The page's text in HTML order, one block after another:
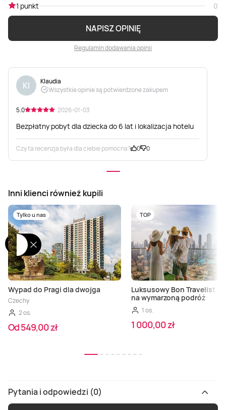
NAPISZ OPINIĘ
Regulamin dodawania opinii
1 punkt
0
Kl
Klaudia
Wszystkie opinie są potwierdzone zakupem
5.0 · 2026-01-03
Bezpłatny pobyt dla dziecka do 6 lat i lokalizacja hotelu
Czy ta recenzja była dla ciebie pomocna? 0 0
Inni klienci również kupili
Tylko u nas
Wypad do Pragi dla dwojga
Czechy
2 os.
Od 549,00 zł
TOP
Luksusowy Bon Travelist
na wymarzoną podróż
1 os.
1 000,00 zł
Pytania i odpowiedzi (0)